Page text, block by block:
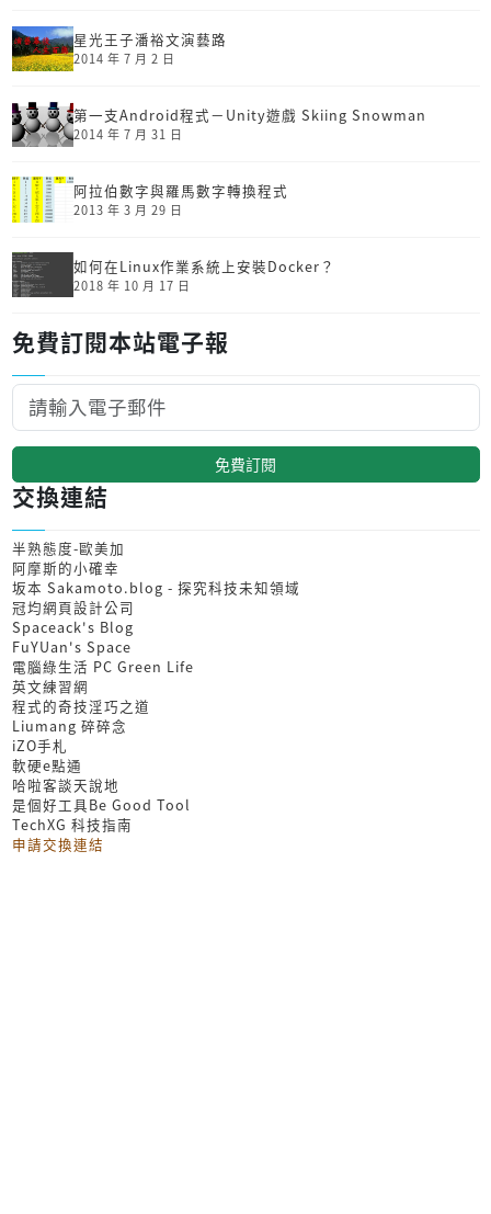
星光王子潘裕文演藝路
2014 年 7 月 2 日
第一支Android程式－Unity遊戲 Skiing Snowman
2014 年 7 月 31 日
阿拉伯數字與羅馬數字轉換程式
2013 年 3 月 29 日
如何在Linux作業系統上安裝Docker？
2018 年 10 月 17 日
免費訂閱本站電子報
免費訂閱
交換連結
半熟態度-歐美加
阿摩斯的小確幸
坂本 Sakamoto.blog - 探究科技未知領域
冠均網頁設計公司
Spaceack's Blog
FuYUan's Space
電腦綠生活 PC Green Life
英文練習網
程式的奇技淫巧之道
Liumang 碎碎念
iZO手札
軟硬e點通
哈啦客談天說地
是個好工具Be Good Tool
TechXG 科技指南
申請交換連結